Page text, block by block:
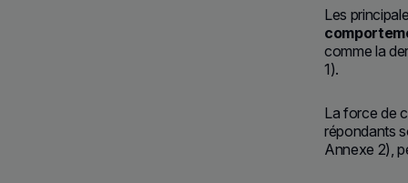
Les
comme la
1).
La force de
répondants
Annexe 2),